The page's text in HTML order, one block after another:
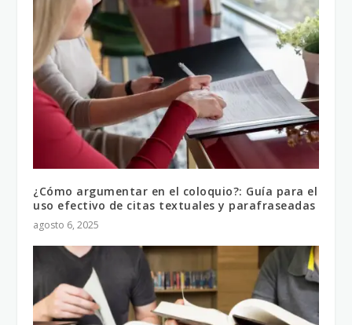
¿Cómo argumentar en el coloquio?: Guía para el
uso efectivo de citas textuales y parafraseadas
agosto 6, 2025